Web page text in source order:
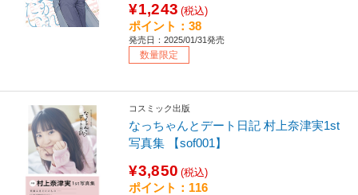
¥1,243 (税込)
ポイント：38
発売日：2025/01/31発売
数量限定
コスミック出版
なっちゃんとデート日記 村上奈津実1st
写真集 【sof001】
¥3,850 (税込)
ポイント：116